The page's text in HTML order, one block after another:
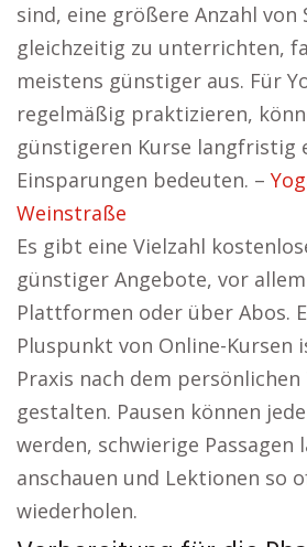
sind, eine größere Anzahl von
gleichzeitig zu unterrichten,
meistens günstiger aus. Für
regelmäßig praktizieren,
günstigeren Kurse langfristig
Einsparungen bedeuten. –
Weinstraße
Es gibt eine Vielzahl
günstiger Angebote, vor
Plattformen oder über Abos.
Pluspunkt von Online-Kursen
Praxis nach dem persönlichen
gestalten. Pausen können
werden, schwierige Passagen
anschauen und Lektionen so
wiederholen.